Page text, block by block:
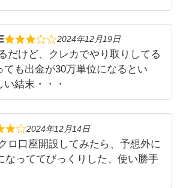
2024年12月19日
だけど、クレカでやり取りしてる
ても出金が30万単位になるとい
結末・・・
2024年12月14日
ロ口座開設してみたら、予想外に
なっててびっくりした、使い勝手